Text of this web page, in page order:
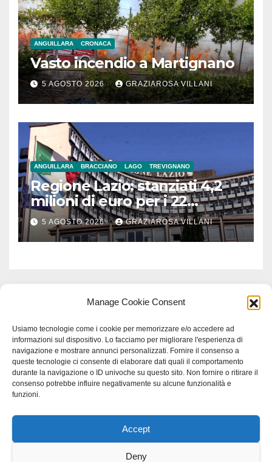
Manage Cookie Consent
Usiamo tecnologie come i cookie per memorizzare e/o accedere ad
informazioni sul dispositivo. Lo facciamo per migliorare l'esperienza di
navigazione e mostrare annunci personalizzati. Fornire il consenso a
queste tecnologie ci consente di elaborare dati quali il comportamento
durante la navigazione o ID univoche su questo sito. Non fornire o ritirare il
consenso potrebbe influire negativamente su alcune funzionalità e
funzioni.
Accept
Deny
ANGUILLARA CRONACA
Vasto incendio a Martignano
5 AGOSTO 2026 GRAZIAROSA VILLANI
ANGUILLARA BRACCIANO LAGO TREVIGNANO
Regione Lazio: stanziati 4,2
milioni di euro per i 22
Comuni dell’Etruria
Meridionale
5 AGOSTO 2026 GRAZIAROSA VILLANI
Proudly powered by WordPress|Tema: Newspaperex di